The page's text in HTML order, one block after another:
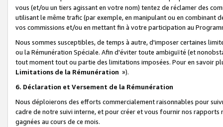
vous (et/ou un tiers agissant en votre nom) tentez de réclamer des
utilisant le même trafic (par exemple, en manipulant ou en combinant
vos commissions et/ou en mettant fin à votre participation au
Nous sommes susceptibles, de temps à autre, d'imposer certaines
ou la Rémunération Spéciale. Afin d'éviter toute ambiguïté (et
tout moment tout ou partie des limitations imposées. Pour en savoir
Limitations de la Rémunération »).
6. Déclaration et Versement de la Rémunération
Nous déploierons des efforts commercialement raisonnables pour
cadre de notre suivi interne, et pour créer et vous fournir nos
gagnées au cours de ce mois.